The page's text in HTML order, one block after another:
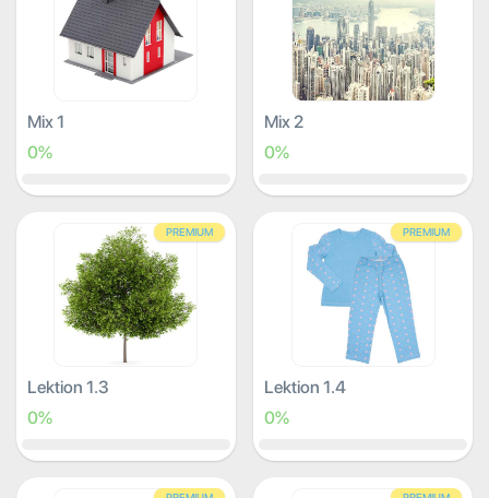
Mix 1
0%
Mix 2
0%
PREMIUM
Lektion 1.3
0%
PREMIUM
Lektion 1.4
0%